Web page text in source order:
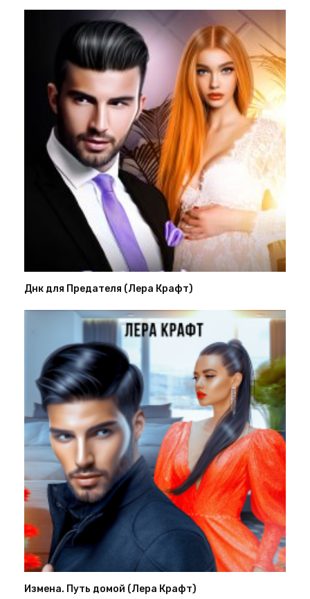
Днк для Предателя (Лера Крафт)
Измена. Путь домой (Лера Крафт)